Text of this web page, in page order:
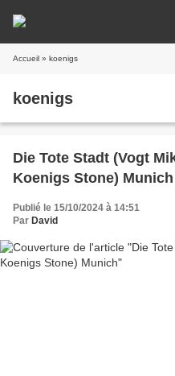
Accueil » koenigs
koenigs
Die Tote Stadt (Vogt
Koenigs Stone) Munich
Publié le 15/10/2024 à 14:51
Par David